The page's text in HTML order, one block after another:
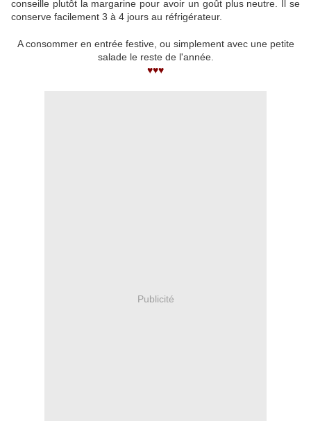
conseille plutôt la margarine pour avoir un goût plus neutre. Il se
conserve facilement 3 à 4 jours au réfrigérateur.
A consommer en entrée festive, ou simplement avec une petite
salade le reste de l'année.
♥♥♥
Publicité